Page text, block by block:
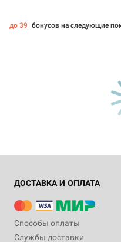
до 39 бонусов на следующие
ДОСТАВКА И ОПЛАТА
Способы оплаты
Службы доставки